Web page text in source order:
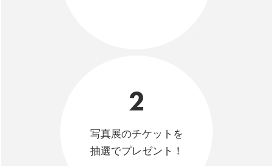
2
写真展のチケットを
抽選でプレゼント！